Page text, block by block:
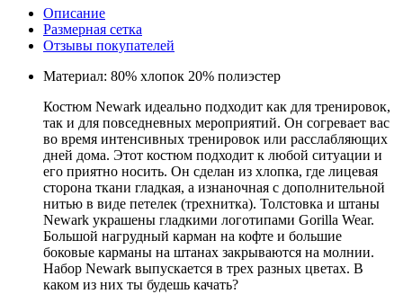
Описание
Размерная сетка
Отзывы покупателей
Материал: 80% хлопок 20% полиэстер
Костюм Newark идеально подходит как для тренировок,
так и для повседневных мероприятий. Он согревает вас
во время интенсивных тренировок или расслабляющих
дней дома. Этот костюм подходит к любой ситуации и
его приятно носить. Он сделан из хлопка, где лицевая
сторона ткани гладкая, а изнаночная с дополнительной
нитью в виде петелек (трехнитка). Толстовка и штаны
Newark украшены гладкими логотипами Gorilla Wear.
Большой нагрудный карман на кофте и большие
боковые карманы на штанах закрываются на молнии.
Набор Newark выпускается в трех разных цветах. В
каком из них ты будешь качать?